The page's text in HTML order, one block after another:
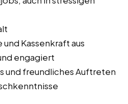
und Kassenkraft aus
engagiert
und freundliches Auftreten